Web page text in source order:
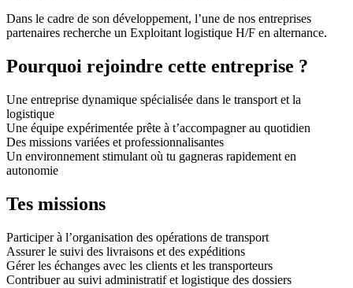
Dans le cadre de son développement, l’une de nos entreprises
partenaires recherche un Exploitant logistique H/F en alternance.
Pourquoi rejoindre cette entreprise ?
Une entreprise dynamique spécialisée dans le transport et la
logistique
Une équipe expérimentée prête à t’accompagner au quotidien
Des missions variées et professionnalisantes
Un environnement stimulant où tu gagneras rapidement en
autonomie
Tes missions
Participer à l’organisation des opérations de transport
Assurer le suivi des livraisons et des expéditions
Gérer les échanges avec les clients et les transporteurs
Contribuer au suivi administratif et logistique des dossiers